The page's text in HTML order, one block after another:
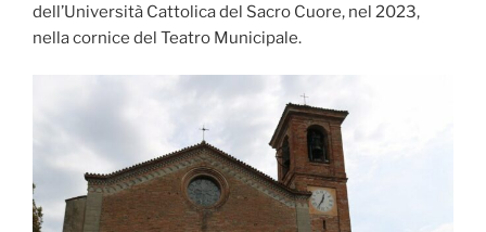
dell’Università Cattolica del Sacro Cuore, nel 2023,
nella cornice del Teatro Municipale.